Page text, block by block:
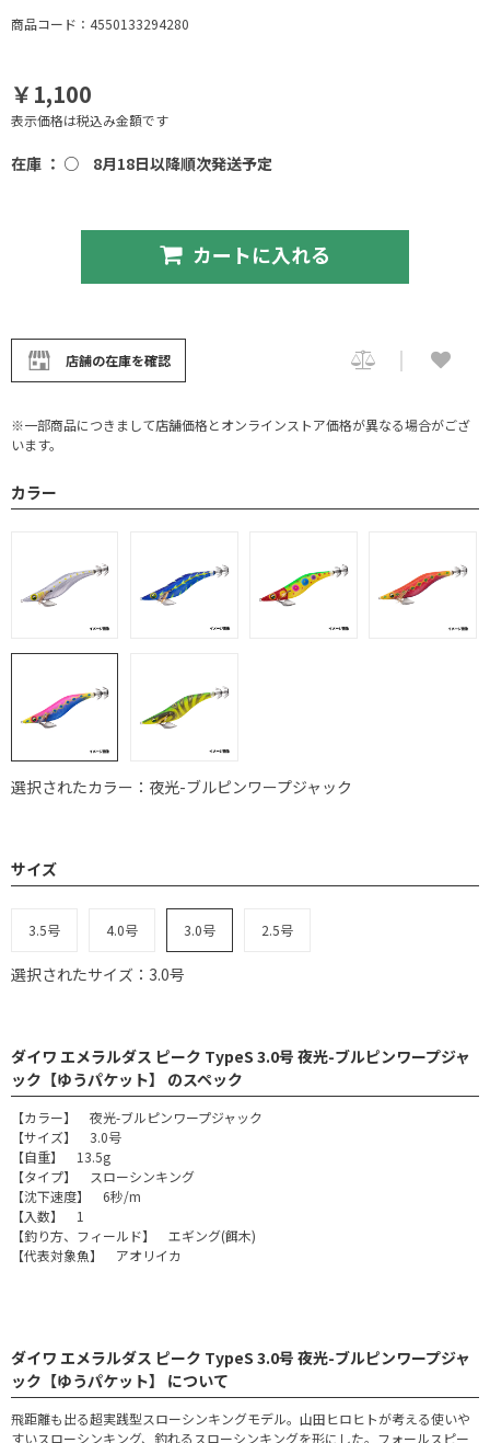
商品コード：4550133294280
￥1,100
表示価格は税込み金額です
在庫 ： ○ 8月18日以降順次発送予定
カートに入れる
店舗の在庫を確認
※一部商品につきまして店舗価格とオンラインストア価格が異なる場合がござ
います。
カラー
選択されたカラー：夜光-ブルピンワープジャック
サイズ
3.5号 4.0号 3.0号 2.5号
選択されたサイズ：3.0号
ダイワ エメラルダス ピーク TypeS 3.0号 夜光-ブルピンワープジャ
ック【ゆうパケット】 のスペック
【カラー】 夜光-ブルピンワープジャック
【サイズ】 3.0号
【自重】 13.5g
【タイプ】 スローシンキング
【沈下速度】 6秒/m
【入数】 1
【釣り方、フィールド】 エギング(餌木)
【代表対象魚】 アオリイカ
ダイワ エメラルダス ピーク TypeS 3.0号 夜光-ブルピンワープジャ
ック【ゆうパケット】 について
飛距離も出る超実践型スローシンキングモデル。山田ヒロヒトが考える使いや
すいスローシンキング、釣れるスローシンキングを形にした。フォールスピー